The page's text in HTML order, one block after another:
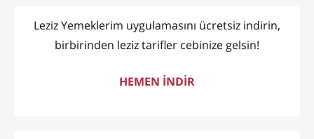
Leziz Yemeklerim uygulamasını ücretsiz indirin,
birbirinden leziz tarifler cebinize gelsin!
HEMEN İNDİR